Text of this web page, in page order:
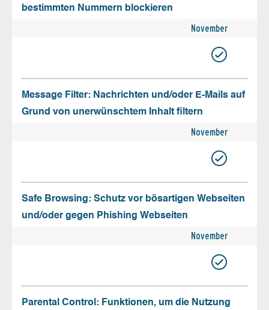
bestimmten Nummern blockieren
November
Message Filter: Nachrichten und/oder E-Mails auf
Grund von unerwünschtem Inhalt filtern
November
Safe Browsing: Schutz vor bösartigen Webseiten
und/oder gegen Phishing Webseiten
November
Parental Control: Funktionen, um die Nutzung